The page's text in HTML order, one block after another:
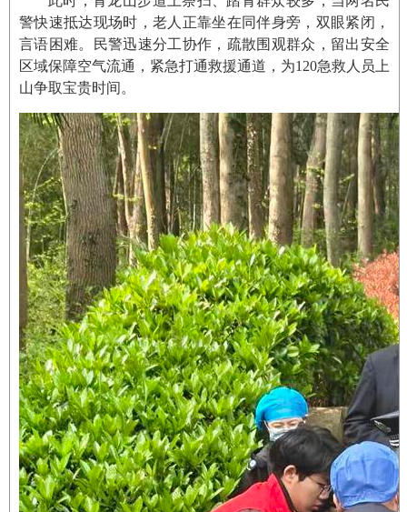
警快速抵达现场时，老人正靠坐在同伴身旁，双眼紧闭，
言语困难。民警迅速分工协作，疏散围观群众，留出安全
区域保障空气流通，紧急打通救援通道，为120急救人员上
山争取宝贵时间。